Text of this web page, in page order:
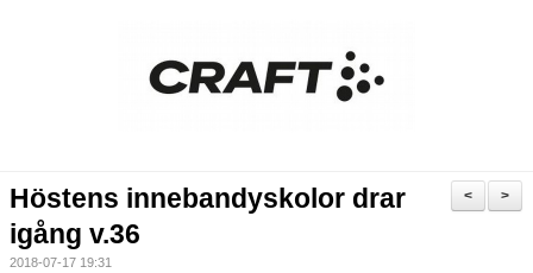
Dokument
Matcher
>
<
Höstens innebandyskolor drar
igång v.36
2018-07-17 19:31